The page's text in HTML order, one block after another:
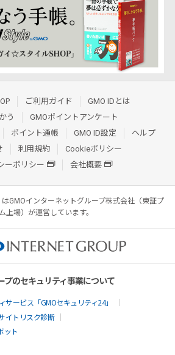
ご利用ガイド
GMO IDとは
う
GMOポイントアンケート
ポイント通帳 GMO ID設定
ヘルプ
利用規約
Cookieポリシー
ーポリシー
会社概要
はGMOインターネットグループ株式会社（東証プ
上場）が運営しています。
プのセキュリティ事業について
ービス「GMOセキュリティ24」
イトリスク診断
ット